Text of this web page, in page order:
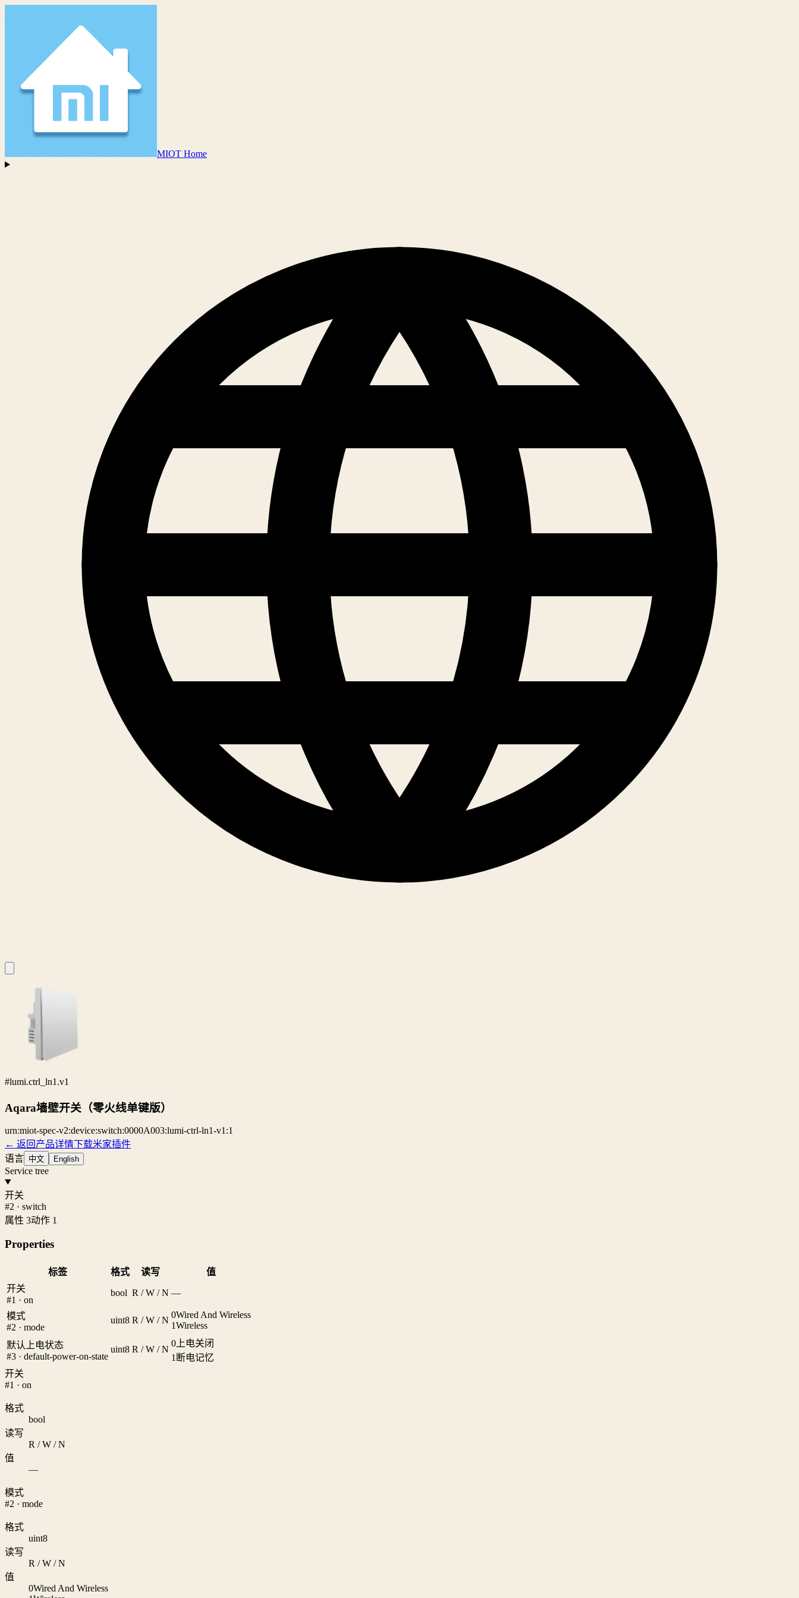
MIOT Home
#lumi.ctrl_ln1.v1
Aqara墙壁开关（零火线单键版）
urn:miot-spec-v2:device:switch:0000A003:lumi-ctrl-ln1-v1:1
← 返回产品详情下载米家插件
语言 中文 English
Service tree
开关
#2 · switch
属性 3动作 1
Properties
标签 格式 读写
值
开关
#1 · on
bool R / W / N —
模式
#2 · mode
uint8 R / W / N
0Wired And Wireless
1Wireless
默认上电状态
#3 · default-power-on-state
uint8 R / W / N
0 上电关闭
1 断电记忆
开关
#1 · on
格式
bool
读写
R / W / N
值
—
模式
#2 · mode
格式
uint8
读写
R / W / N
值
0Wired And Wireless